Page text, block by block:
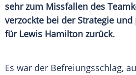
sehr zum Missfallen des
verzockte bei der Strategie
für Lewis Hamilton zurück.
Es war der Befreiungsschlag,